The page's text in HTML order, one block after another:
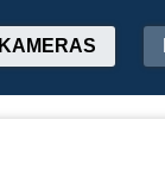
KAMERAS